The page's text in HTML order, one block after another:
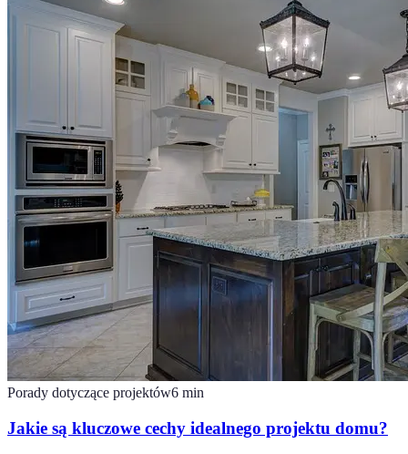
Porady dotyczące projektów6 min
Jakie są kluczowe cechy idealnego projektu domu?